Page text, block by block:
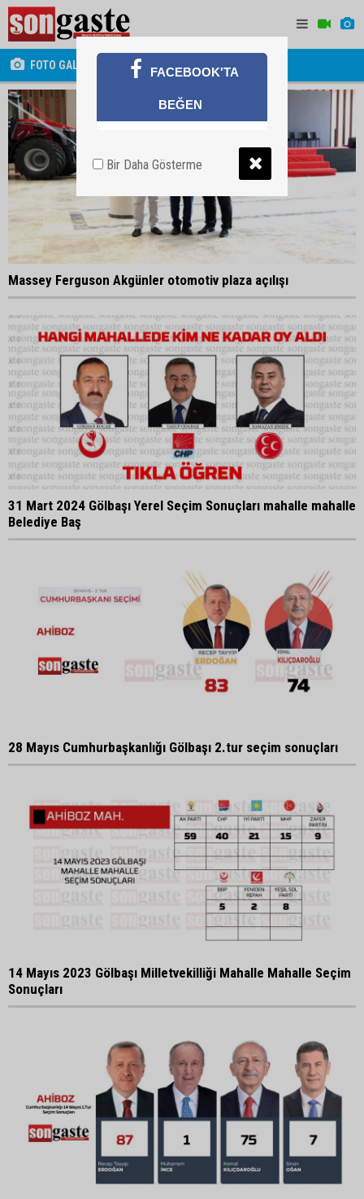
FOTO GALERİ
Massey Ferguson Akgünler otomotiv plaza açılışı
31 Mart 2024 Gölbaşı Yerel Seçim Sonuçları mahalle mahalle
Belediye Baş
28 Mayıs Cumhurbaşkanlığı Gölbaşı 2.tur seçim sonuçları
14 Mayıs 2023 Gölbaşı Milletvekilliği Mahalle Mahalle Seçim
Sonuçları
FACEBOOK'TA
BEĞEN
Bir Daha Gösterme